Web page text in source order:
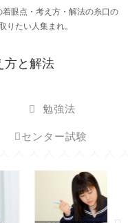
眼点・考え方・解法の糸口の
りたい人集まれ。
方と解法
勉強法
センター試験